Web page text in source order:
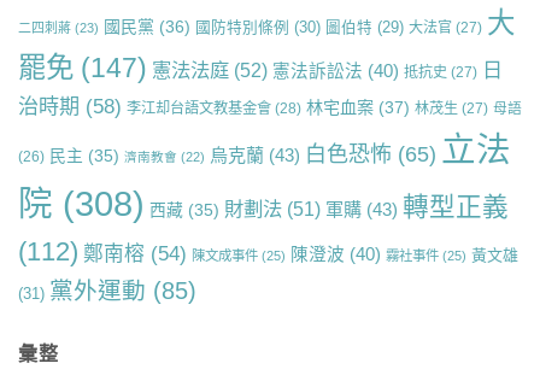
二四刺蔣 (23) 國民黨 (36) 國防特別條例 (30) 圖伯特 (29) 大法官 (27) 大
罷免 (147) 憲法法庭 (52) 憲法訴訟法 (40) 抵抗史 (27) 日
治時期 (58) 李江却台語文教基金會 (28) 林宅血案 (37) 林茂生 (27) 母語
(26) 民主 (35) 濟南教會 (22) 烏克蘭 (43) 白色恐怖 (65) 立法
院 (308) 西藏 (35) 財劃法 (51) 軍購 (43) 轉型正義
(112) 鄭南榕 (54) 陳文成事件 (25) 陳澄波 (40) 霧社事件 (25) 黃文雄
(31) 黨外運動 (85)
彙整